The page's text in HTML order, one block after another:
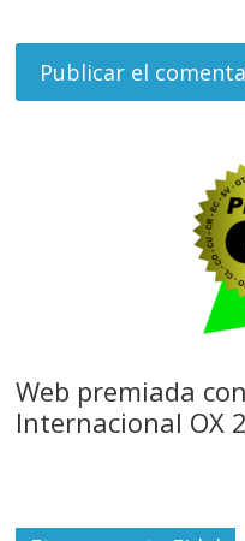
Web premiada
Internacional OX